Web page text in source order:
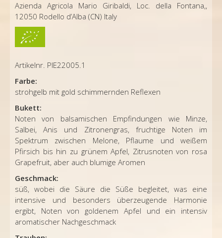
Azienda Agricola Mario Giribaldi, Loc. della Fontana,,
12050 Rodello d’Alba (CN) Italy
Artikelnr. PIE22005.1
Farbe:
strohgelb mit gold schimmernden Reflexen
Bukett:
Noten von balsamischen Empfindungen wie Minze,
Salbei, Anis und Zitronengras, fruchtige Noten im
Spektrum zwischen Melone, Pflaume und weißem
Pfirsich bis hin zu grünem Apfel, Zitrusnoten von rosa
Grapefruit, aber auch blumige Aromen
Geschmack:
süß, wobei die Säure die Süße begleitet, was eine
intensive und besonders überzeugende Harmonie
ergibt, Noten von goldenem Apfel und ein intensiv
aromatischer Nachgeschmack